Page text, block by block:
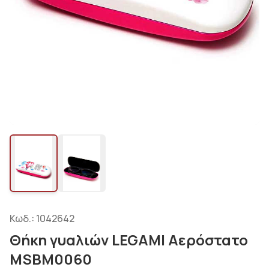
Κωδ.: 1042642
Θήκη γυαλιών LEGAMI Αερόστατο
MSBM0060